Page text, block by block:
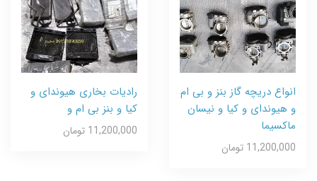
انواع دریچه گاز بنز و بی ام
و هیوندای و کیا و نیسان
ماکسیما
11,200,000 تومان
رادیات بخاری هیوندای و
کیا و بنز بی ام و
11,200,000 تومان